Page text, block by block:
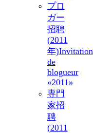
プロ
ガー
招聘
(2011
年)Invitation
de
blogueur
«2011»
専門
家招
聘
(2011